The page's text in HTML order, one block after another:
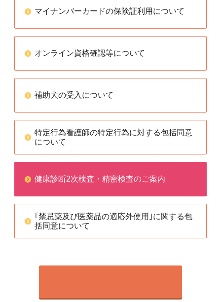
マイナンバーカードの保険証利用について
オンライン資格確認等について
補助犬の受入について
特定行為看護師の特定行為に対する包括同意
について
健康診断2次検査・精密検査のご案内
｢禁忌薬及び医薬品の適応外使用｣に関する包
括同意について